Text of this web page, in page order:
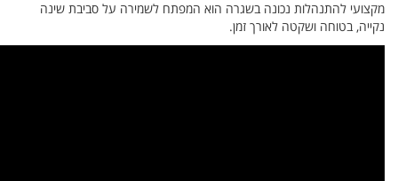
שינה